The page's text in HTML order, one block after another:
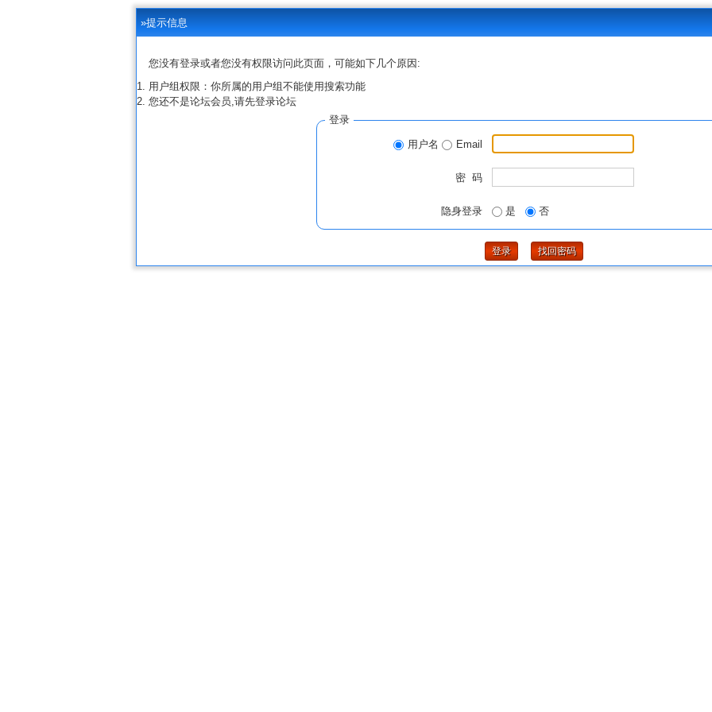
»提示信息
您没有登录或者您没有权限访问此页面，可能如下几个原因:
用户组权限：你所属的用户组不能使用搜索功能
您还不是论坛会员,请先登录论坛
登录
用户名 Email
密 码
隐身登录 是 否